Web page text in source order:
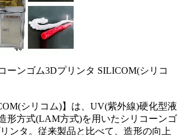
ーンゴム3Dプリンタ SILICOM(シリコ
シリコム)】は、UV(紫外線)硬化型液
形方式(LAM方式)を用いたシリコーンゴ
ンタ。従来製品と比べて、造形の向上